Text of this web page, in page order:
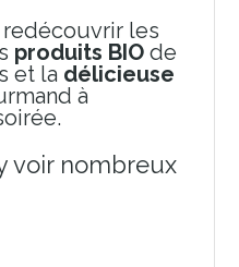
les
produits BIO de
et la délicieuse
à
voir nombreux